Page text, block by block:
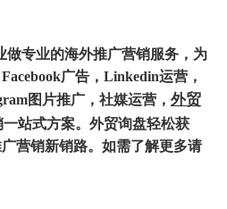
做专业的海外推广营销服务，为
广告，Linkedin运营，
图片推广，社媒运营， 外贸
站式方案。外贸询盘轻松获
营销新销路。如需了解更多请